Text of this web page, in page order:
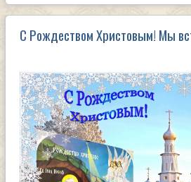
С Рождеством Христовым! Мы